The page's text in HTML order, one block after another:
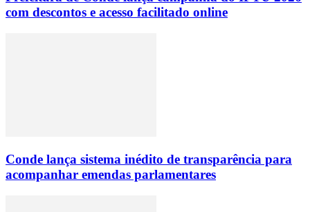
com descontos e acesso facilitado online
Conde lança sistema inédito de transparência para
acompanhar emendas parlamentares